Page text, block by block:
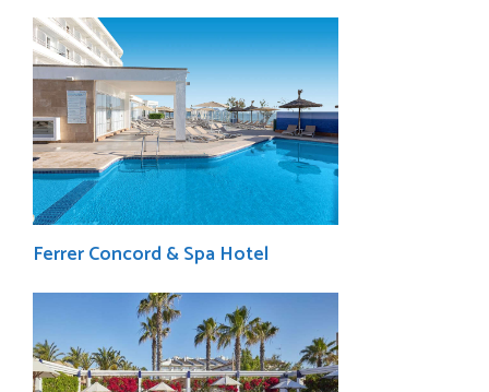
Ferrer Concord & Spa Hotel